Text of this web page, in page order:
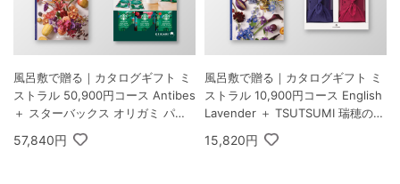
風呂敷で贈る｜カタログギフト ミ
ストラル 50,900円コース Antibes
＋ スターバックス オリガミ パー
ソナルドリップ コーヒーギフトA
57,840円
風呂敷で贈る｜カタログギフト ミ
ストラル 10,900円コース English
Lavender ＋ TSUTSUMI 瑞穂の恵
15,820円